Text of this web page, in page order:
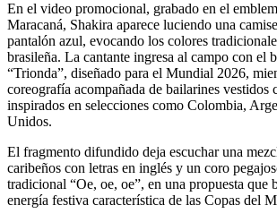
En el video promocional, grabado en el
Maracaná, Shakira aparece luciendo una
pantalón azul, evocando los colores
brasileña. La cantante ingresa al campo con el
“Trionda”, diseñado para el Mundial 2026,
coreografía acompañada de bailarines vestidos
inspirados en selecciones como Colombia,
Unidos.
El fragmento difundido deja escuchar una
caribeños con letras en inglés y un coro
tradicional “Oe, oe, oe”, en una propuesta que
energía festiva característica de las Copas del